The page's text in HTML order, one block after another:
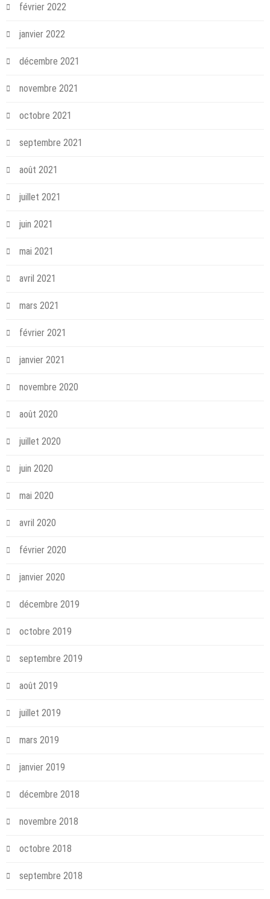
février 2022
janvier 2022
décembre 2021
novembre 2021
octobre 2021
septembre 2021
août 2021
juillet 2021
juin 2021
mai 2021
avril 2021
mars 2021
février 2021
janvier 2021
novembre 2020
août 2020
juillet 2020
juin 2020
mai 2020
avril 2020
février 2020
janvier 2020
décembre 2019
octobre 2019
septembre 2019
août 2019
juillet 2019
mars 2019
janvier 2019
décembre 2018
novembre 2018
octobre 2018
septembre 2018